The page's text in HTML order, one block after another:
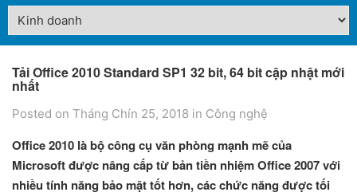
Tải Office 2010 Standard SP1 32 bit, 64 bit cập nhật mới
nhất
Posted on Tháng Chín 25, 2018 in Công nghệ
Office 2010 là bộ công cụ văn phòng mạnh mẽ của
Microsoft được nâng cấp từ bản tiền nhiệm Office 2007 với
nhiều tính năng bảo mật tốt hơn, các chức năng được tối